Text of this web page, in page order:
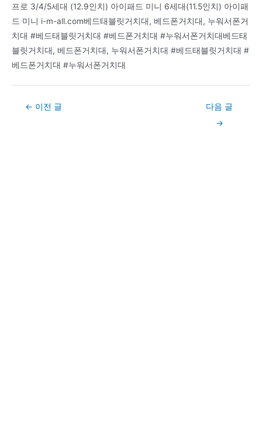
프로 3/4/5세대 (12.9인치) 아이패드 미니 6세대(11.5인치) 아이패
드 미니 i-m-all.com베드태블릿거치대, 베드폰거치대, 누워서폰거
치대 #베드태블릿거치대 #베드폰거치대 #누워서폰거치대베드태
블릿거치대, 베드폰거치대, 누워서폰거치대 #베드태블릿거치대 #
베드폰거치대 #누워서폰거치대
Post← 이전 글
다음 글
→